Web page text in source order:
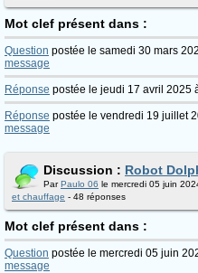
Mot clef présent dans :
Question postée le samedi 30 mars
message
Réponse postée le jeudi 17 avril 2025
Réponse postée le vendredi 19 juillet
message
Discussion : Robot
ParPaulo 06 le mercredi 05 juin
et chauffage - 48 réponses
Mot clef présent dans :
Question postée le mercredi 05 juin
message